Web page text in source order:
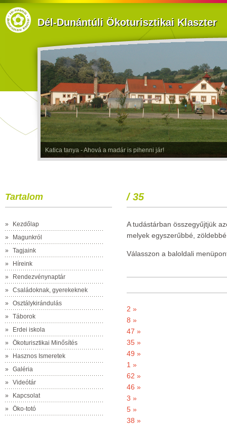
Dél-Dunántúli Ökoturisztikai Klaszter
Katica tanya - Ahová a madár is pihenni jár!
Tartalom
»
Kezdőlap
»
Magunkról
»
Tagjaink
»
Híreink
»
Rendezvénynaptár
»
Családoknak, gyerekeknek
»
Osztálykirándulás
»
Táborok
»
Erdei iskola
»
Ökoturisztikai Minősítés
»
Hasznos Ismeretek
»
Galéria
»
Videótár
»
Kapcsolat
»
Öko-totó
/ 35
A tudástárban összegyűjtjük
melyek egyszerűbbé,
Válasszon a baloldali
2 »
8 »
47 »
35 »
49 »
1 »
62 »
46 »
3 »
5 »
38 »